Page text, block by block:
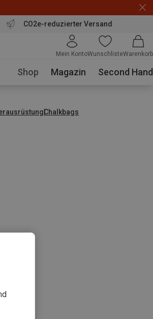
CO2e-reduzierter Versand
Mein KontoWunschlisteWarenkorb
Shop Magazin Second Hand
Chalkbags